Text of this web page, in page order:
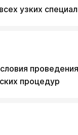
узких
процедур